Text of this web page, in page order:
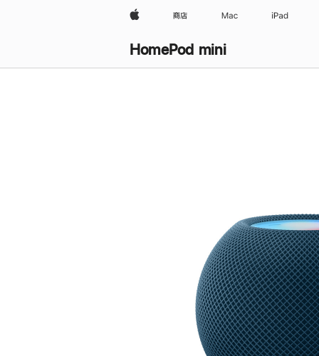
Apple 商店 Mac iPad
HomePod mini